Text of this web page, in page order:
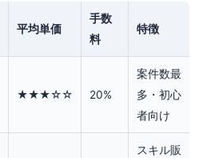
平均単価
手数
料
特徴
★★★☆☆ 20%
案件数最
多・初心
者向け
スキル販